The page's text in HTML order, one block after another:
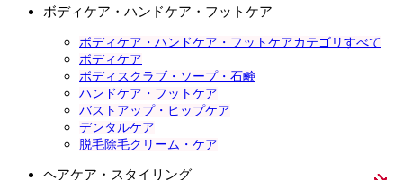
ボディケア・ハンドケア・フットケア
ボディケア・ハンドケア・フットケアカテゴリすべて
ボディケア
ボディスクラブ・ソープ・石鹸
ハンドケア・フットケア
バストアップ・ヒップケア
デンタルケア
脱毛除毛クリーム・ケア
ヘアケア・スタイリング